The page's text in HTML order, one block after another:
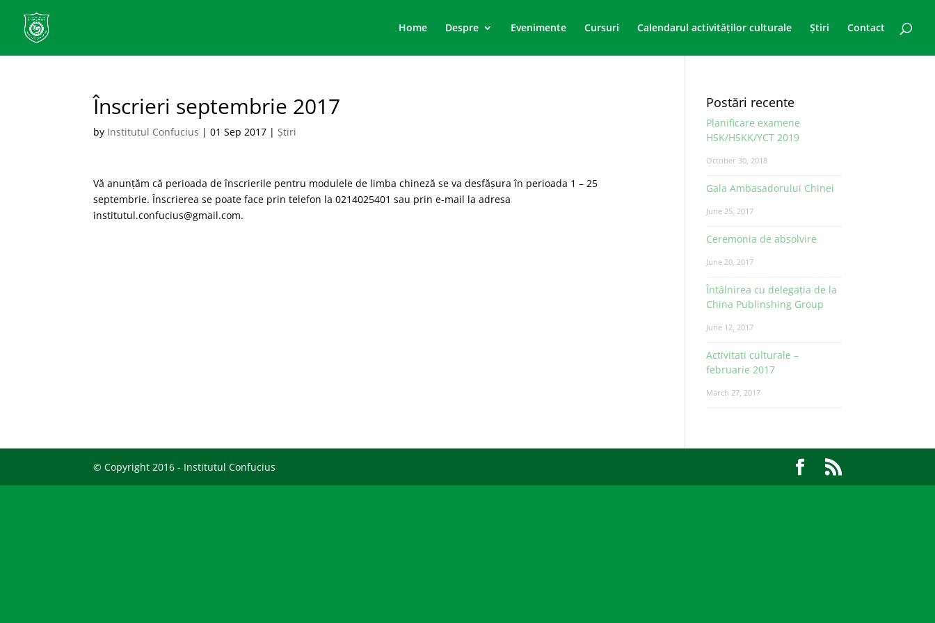
Home Despre Evenimente Cursuri Calendarul activităților culturale Știri Contact
Înscrieri septembrie 2017
by Institutul Confucius |01 Sep 2017 |Știri
Vă anunțăm că perioada de înscrierile pentru modulele de limba chineză se va desfășura în perioada 1 – 25
septembrie. Înscrierea se poate face prin telefon la 0214025401 sau prin e-mail la adresa
institutul.confucius@gmail.com.
Postări recente
Planificare examene
HSK/HSKK/YCT 2019
October 30, 2018
Gala Ambasadorului Chinei
June 25, 2017
Ceremonia de absolvire
June 20, 2017
Întâlnirea cu delegația de la
China Publinshing Group
June 12, 2017
Activitati culturale –
februarie 2017
March 27, 2017
© Copyright 2016 - Institutul Confucius